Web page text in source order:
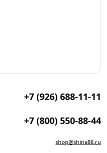
+7 (926) 688-11-11
+7 (800) 550-88-44
shop@shina88.ru